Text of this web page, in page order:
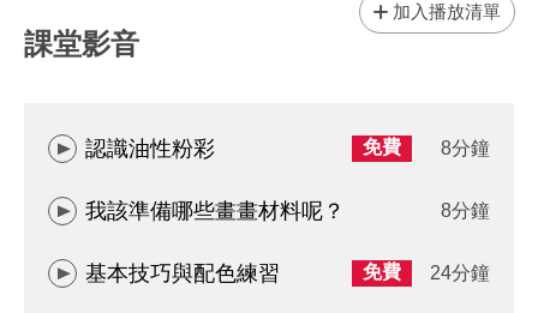
課堂影音
加入播放清單
認識油性粉彩 免費 8分鐘
我該準備哪些畫畫材料呢？ 8分鐘
基本技巧與配色練習 免費 24分鐘